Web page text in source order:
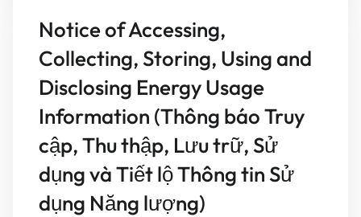
Notice of Accessing,
Collecting, Storing, Using and
Disclosing Energy Usage
Information (Thông báo Truy
cập, Thu thập, Lưu trữ, Sử
dụng và Tiết lộ Thông tin Sử
dụng Năng lượng)